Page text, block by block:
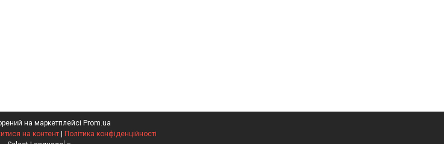
на маркетплейсі Prom.ua
на контент | Політика конфіденційності